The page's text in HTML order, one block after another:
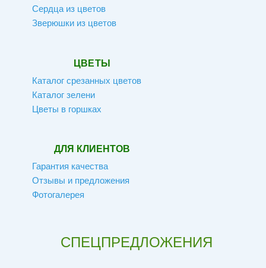
Сердца из цветов
Зверюшки из цветов
ЦВЕТЫ
Каталог срезанных цветов
Каталог зелени
Цветы в горшках
ДЛЯ КЛИЕНТОВ
Гарантия качества
Отзывы и предложения
Фотогалерея
СПЕЦПРЕДЛОЖЕНИЯ